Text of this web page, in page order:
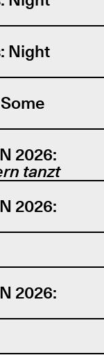
Night
2026:
tanzt
2026:
2026: